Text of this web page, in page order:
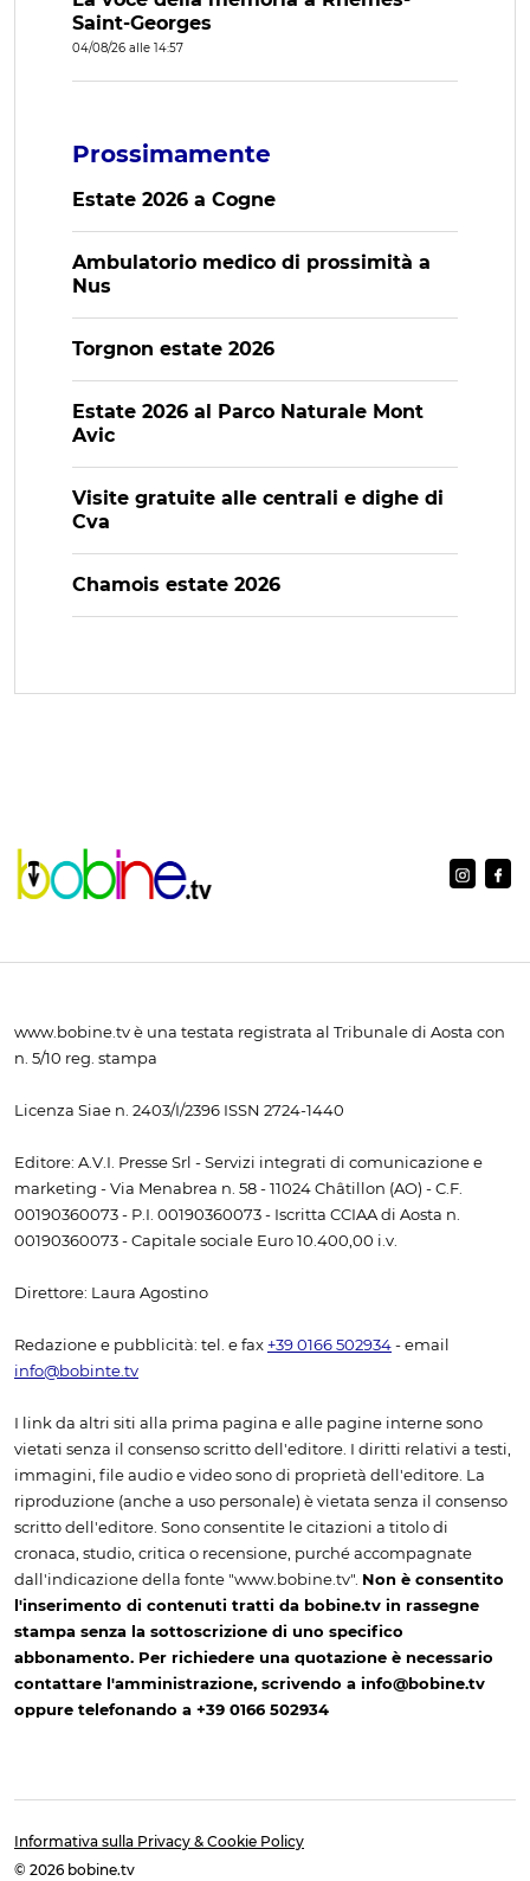
Saint-Georges
04/08/26 alle 14:57
Prossimamente
Estate 2026 a Cogne
Ambulatorio medico di prossimità a
Nus
Torgnon estate 2026
Estate 2026 al Parco Naturale Mont
Avic
Visite gratuite alle centrali e dighe di
Cva
Chamois estate 2026
www.bobine.tv è una testata registrata al Tribunale di Aosta con
n. 5/10 reg. stampa
Licenza Siae n. 2403/I/2396 ISSN 2724-1440
Editore: A.V.I. Presse Srl - Servizi integrati di comunicazione e
marketing - Via Menabrea n. 58 - 11024 Châtillon (AO) - C.F.
00190360073 - P.I. 00190360073 - Iscritta CCIAA di Aosta n.
00190360073 - Capitale sociale Euro 10.400,00 i.v.
Direttore: Laura Agostino
Redazione e pubblicità: tel. e fax +39 0166 502934 - email
info@bobinte.tv
I link da altri siti alla prima pagina e alle pagine interne sono
vietati senza il consenso scritto dell'editore. I diritti relativi a testi,
immagini, file audio e video sono di proprietà dell'editore. La
riproduzione (anche a uso personale) è vietata senza il consenso
scritto dell'editore. Sono consentite le citazioni a titolo di
cronaca, studio, critica o recensione, purché accompagnate
dall'indicazione della fonte "www.bobine.tv". Non è consentito
l'inserimento di contenuti tratti da bobine.tv in rassegne
stampa senza la sottoscrizione di uno specifico
abbonamento. Per richiedere una quotazione è necessario
contattare l'amministrazione, scrivendo a info@bobine.tv
oppure telefonando a +39 0166 502934
Informativa sulla Privacy & Cookie Policy
© 2026 bobine.tv